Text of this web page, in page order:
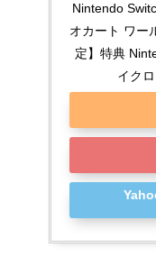
Nintendo
オカート ワー
定】特典
イク